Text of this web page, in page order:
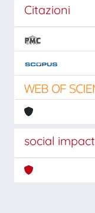
Citazioni
social impact